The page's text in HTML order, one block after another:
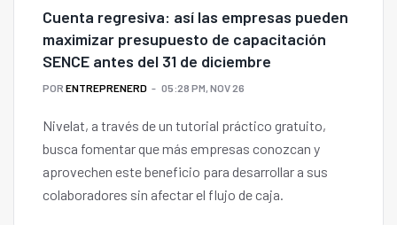
Cuenta regresiva: así las empresas pueden
maximizar presupuesto de capacitación
SENCE antes del 31 de diciembre
POR ENTREPRENERD 05:28 PM, NOV 26
Nivelat, a través de un tutorial práctico gratuito,
busca fomentar que más empresas conozcan y
aprovechen este beneficio para desarrollar a sus
colaboradores sin afectar el flujo de caja.